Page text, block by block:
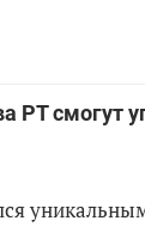
РТ смогут